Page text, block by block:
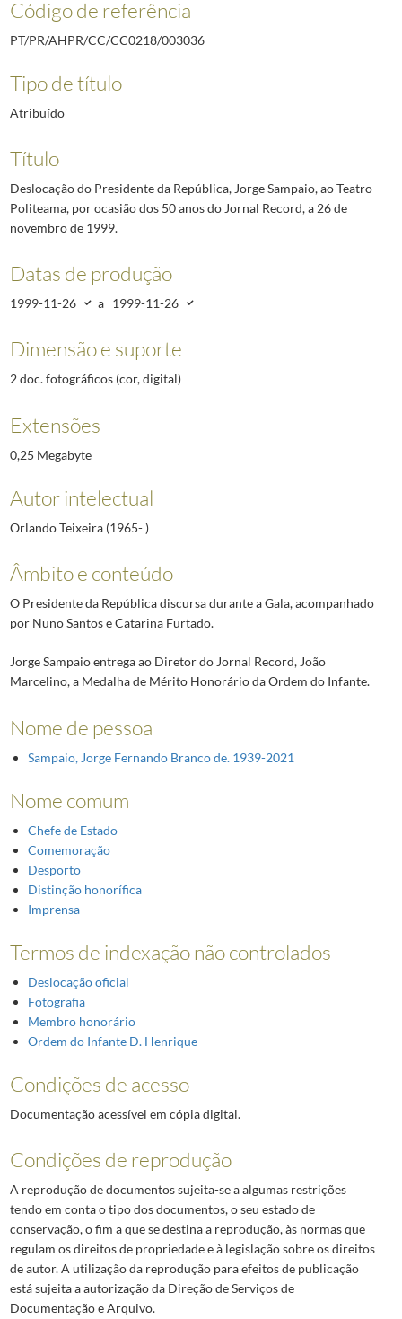
Código de referência
PT/PR/AHPR/CC/CC0218/003036
Tipo de título
Atribuído
Título
Deslocação do Presidente da República, Jorge Sampaio, ao Teatro
Politeama, por ocasião dos 50 anos do Jornal Record, a 26 de
novembro de 1999.
Datas de produção
1999-11-26 a 1999-11-26
Dimensão e suporte
2 doc. fotográficos (cor, digital)
Extensões
0,25 Megabyte
Autor intelectual
Orlando Teixeira (1965- )
Âmbito e conteúdo
O Presidente da República discursa durante a Gala, acompanhado
por Nuno Santos e Catarina Furtado.
Jorge Sampaio entrega ao Diretor do Jornal Record, João
Marcelino, a Medalha de Mérito Honorário da Ordem do Infante.
Nome de pessoa
Sampaio, Jorge Fernando Branco de. 1939-2021
Nome comum
Chefe de Estado
Comemoração
Desporto
Distinção honorífica
Imprensa
Termos de indexação não controlados
Deslocação oficial
Fotografia
Membro honorário
Ordem do Infante D. Henrique
Condições de acesso
Documentação acessível em cópia digital.
Condições de reprodução
A reprodução de documentos sujeita-se a algumas restrições
tendo em conta o tipo dos documentos, o seu estado de
conservação, o fim a que se destina a reprodução, às normas que
regulam os direitos de propriedade e à legislação sobre os direitos
de autor. A utilização da reprodução para efeitos de publicação
está sujeita a autorização da Direção de Serviços de
Documentação e Arquivo.